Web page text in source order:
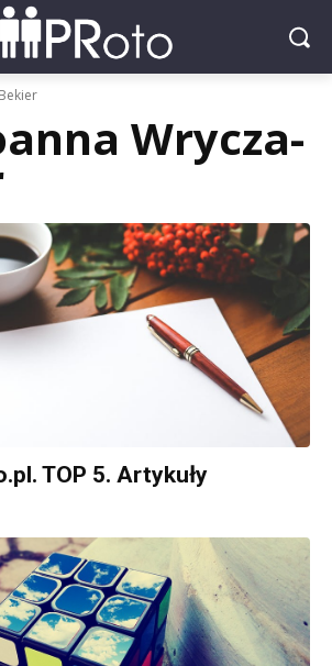
Wrycza-
TOP 5. Artykuły